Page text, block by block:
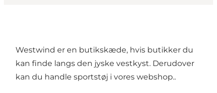
Westwind er en butikskæde, hvis butikker du
kan finde langs den jyske vestkyst. Derudover
kan du handle sportstøj i vores webshop..